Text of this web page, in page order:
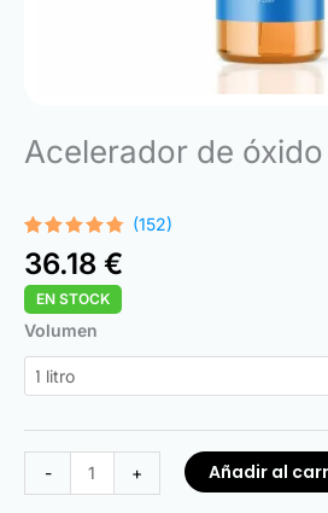
Acelerador de óxido
Valorado
con4.68
de 5 en
base a
152
valoraciones
de
(152)
36.18 €
EN STOCK
Volumen
-
Rust
Accelerator
cantidad
+ Añadir al